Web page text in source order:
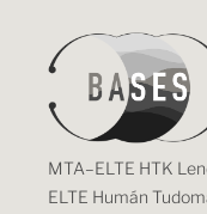
MTA–ELTE HTK
ELTE Humán